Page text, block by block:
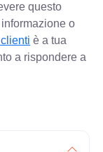
questo
o
è a tua
a rispondere a